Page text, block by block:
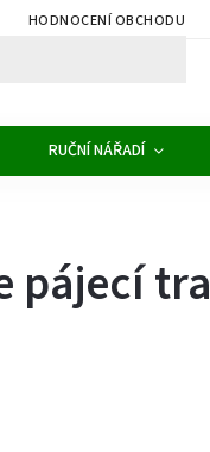
HODNOCENÍ OBCHODU
RUČNÍ NÁŘADÍ
pájecí